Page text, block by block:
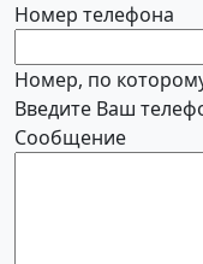
Номер телефона
Номер, по
Введите Ваш
Сообщение